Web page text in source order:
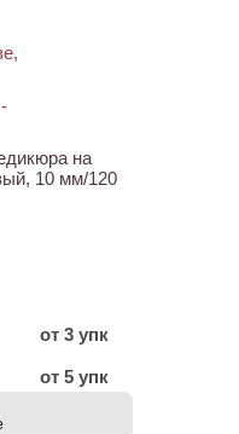
на
10 мм/120
от 3 упк
от 5 упк